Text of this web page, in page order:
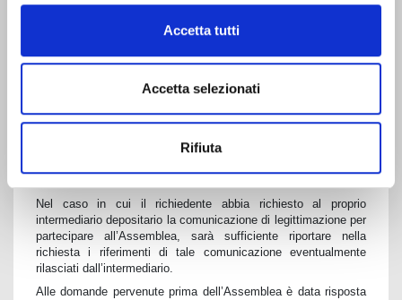
Accetta tutti
Accetta selezionati
Rifiuta
pertinenti agli argomenti all’ordine del giorno. Il richiedente
dovrà fornire i propri dati anagrafici (cognome e nome o
codice fiscale) ed idonea documentazione comprovante la
dall’intermediario depositario, che potrà essere trasmessa
Nel caso in cui il richiedente abbia richiesto al proprio
intermediario depositario la comunicazione di legittimazione per
partecipare all’Assemblea, sarà sufficiente riportare nella
richiesta i riferimenti di tale comunicazione eventualmente
rilasciati dall’intermediario.
Alle domande pervenute prima dell’Assemblea è data risposta